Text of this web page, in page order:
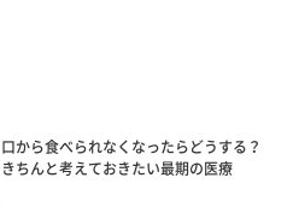
口から食べられなくなったらどうする？
きちんと考えておきたい最期の医療